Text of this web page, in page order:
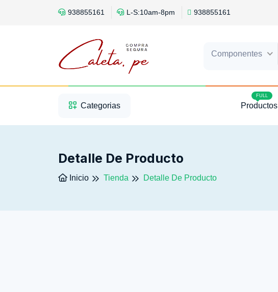
938855161 L-S:10am-8pm 938855161
Componentes
Categorias
Productos
FULL
Detalle De Producto
Inicio Tienda Detalle De Producto